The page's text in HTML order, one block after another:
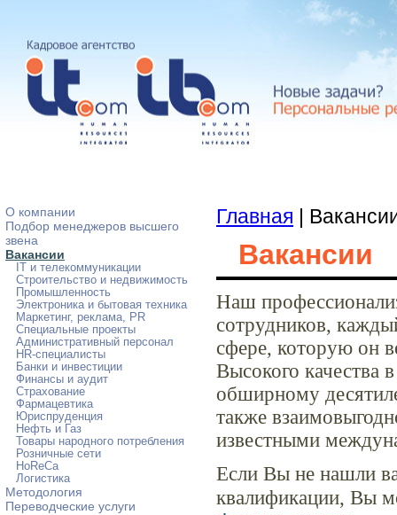
О компании
Подбор менеджеров высшего
звена
Вакансии
IT и телекоммуникации
Строительство и недвижимость
Промышленность
Электроника и бытовая техника
Маркетинг, реклама, PR
Специальные проекты
Административный персонал
HR-специалисты
Банки и инвестиции
Финансы и аудит
Страхование
Фармацевтика
Юриспруденция
Нефть и Газ
Товары народного потребления
Розничные сети
HoReCa
Логистика
Методология
Переводческие услуги
Главная |
Вакансии
Наш
сотрудников,
сфере, которую он
Высокого качества
обширному
также
известными
Если Вы не нашли
квалификации, Вы